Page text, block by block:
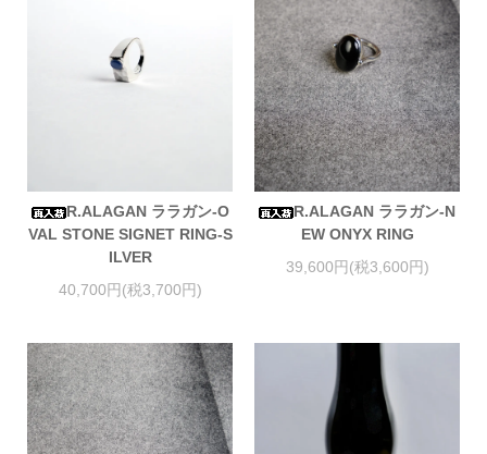
R.ALAGAN ララガン-O
VAL STONE SIGNET RING-S
ILVER
40,700円(税3,700円)
R.ALAGAN ララガン-N
EW ONYX RING
39,600円(税3,600円)